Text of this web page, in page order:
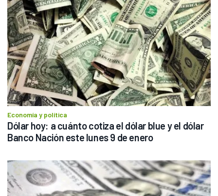
Economía y política
Dólar hoy: a cuánto cotiza el dólar blue y el dólar
Banco Nación este lunes 9 de enero